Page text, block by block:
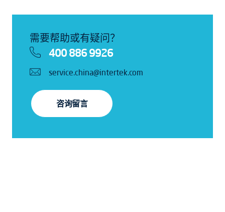
需要帮助或有疑问？
400 886 9926
service.china@intertek.com
咨询留言